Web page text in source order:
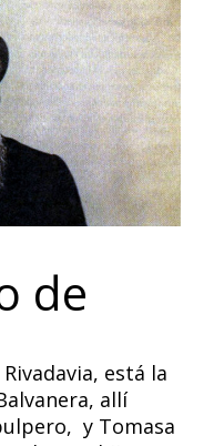
de
está la
allí
y Tomasa